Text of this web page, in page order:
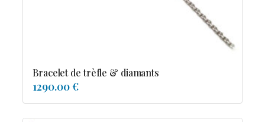
Bracelet de trèfle & diamants
1290.00 €